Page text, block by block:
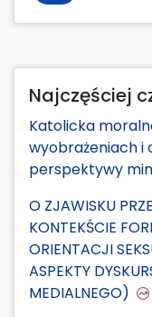
Najczęściej
Katolicka
wyobrażeniach i
perspektywy
O ZJAWISKU
KONTEKŚCIE
ORIENTACJI
ASPEKTY
MEDIALNEGO)